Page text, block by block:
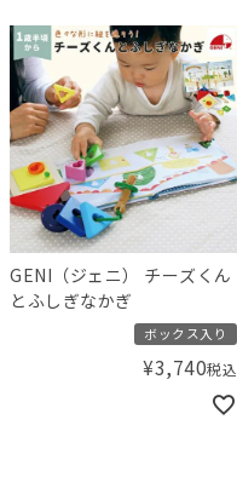
GENI（ジェニ） チーズくん
とふしぎなかぎ
ボックス入り
¥3,740税込